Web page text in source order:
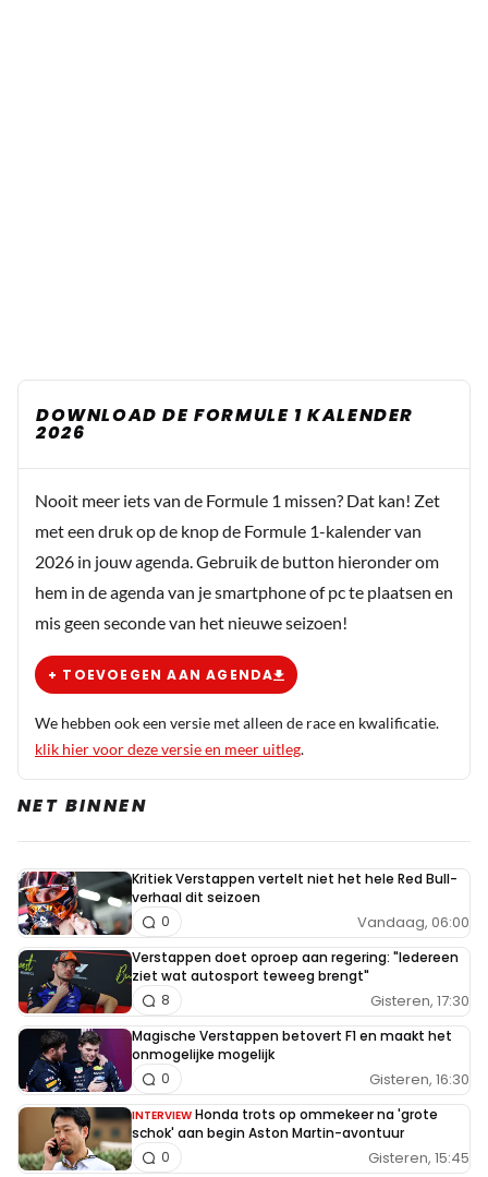
DOWNLOAD DE FORMULE 1 KALENDER
2026
Nooit meer iets van de Formule 1 missen? Dat kan! Zet
met een druk op de knop de Formule 1-kalender van
2026 in jouw agenda. Gebruik de button hieronder om
hem in de agenda van je smartphone of pc te plaatsen en
mis geen seconde van het nieuwe seizoen!
+ TOEVOEGEN AAN AGENDA
We hebben ook een versie met alleen de race en kwalificatie.
klik hier voor deze versie en meer uitleg.
NET BINNEN
Kritiek Verstappen vertelt niet het hele Red Bull-
verhaal dit seizoen
Vandaag, 06:00
0
Verstappen doet oproep aan regering: "Iedereen
ziet wat autosport teweeg brengt"
Gisteren, 17:30
8
Magische Verstappen betovert F1 en maakt het
onmogelijke mogelijk
Gisteren, 16:30
0
INTERVIEW Honda trots op ommekeer na 'grote
schok' aan begin Aston Martin-avontuur
Gisteren, 15:45
0